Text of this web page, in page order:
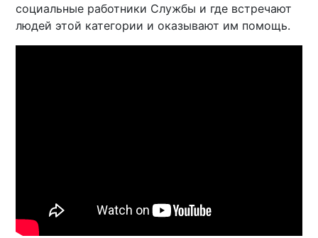
социальные работники Службы и где встречают
людей этой категории и оказывают им помощь.